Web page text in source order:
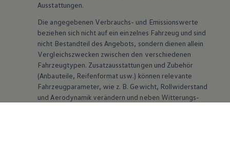
Ausstattungen.
Die angegebenen Verbrauchs- und Emissionswerte
beziehen sich nicht auf ein einzelnes Fahrzeug und sind
nicht Bestandteil des Angebots, sondern dienen allein
Vergleichszwecken zwischen den verschiedenen
Fahrzeugtypen. Zusatzausstattungen und Zubehör
(Anbauteile, Reifenformat usw.) können relevante
Fahrzeugparameter, wie z. B. Gewicht, Rollwiderstand
und Aerodynamik verändern und neben Witterungs-